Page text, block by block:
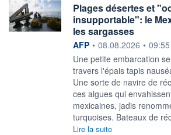
Plages désertes et
insupportable": le
les sargasses
information fournie par
AFP • 08.08.2026 • 09:55
Une petite embarcation
travers l'épais tapis
Une sorte de navire de
ces algues qui
mexicaines, jadis
turquoises. Bateaux de
Lire la suite